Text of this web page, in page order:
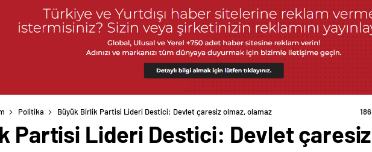
Politika Büyük Birlik Partisi Lideri Destici: Devlet çaresiz olmaz, olamaz
Partisi Lideri Destici: Devlet